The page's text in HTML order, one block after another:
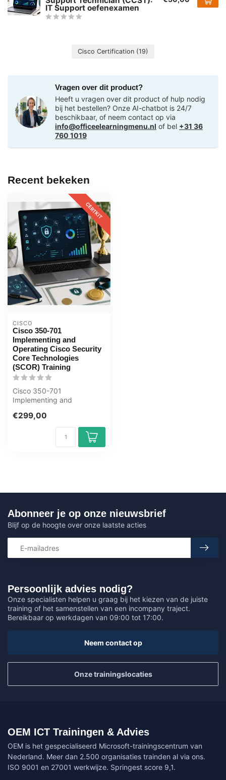
IT Support oefenexamen
Cisco Certification (19)
Vragen over dit product?
Heeft u vragen over dit product of hulp nodig
bij het bestellen? Onze AI-chatbot is 24/7
beschikbaar, of neem contact op via
info@officeelearningmenu.nl of bel +31 36
760 1019
Recent bekeken
CERTKIT
CISCO
Cisco 350-701
Implementing and
Operating Cisco Security
Core Technologies
(SCOR) Training
Cisco 350-701
Implementing and
Core Technologies SCOR
€299,00
Persoonlijk advies nodig?
Onze specialisten helpen u graag bij het kiezen van de juiste
training of het samenstellen van een incompany traject.
Bereikbaar op werkdagen van 09:00 tot 17:00.
Neem contact op
Onze trainingslocaties
Abonneer je op onze nieuwsbrief
Blijf op de hoogte over onze laatste acties
OEM ICT Trainingen & Advies
OEM is het gespecialiseerd Microsoft-trainingscentrum van
Nederland. Meer dan 2.500 organisaties trainden al via ons.
ISO 9001 en 27001 werkwijze. Springest score 9,1.